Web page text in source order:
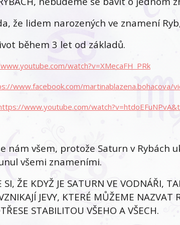
že lidem narozených ve znamení
během 3 let od základů.
watch?v=XMecaFH_PRk
www.facebook.com/martinablazena.bohacova/
www.youtube.com/
nám všem, protože Saturn v Rybách
všemi znameními.
SI, ŽE KDYŽ JE SATURN VE VODNÁŘI,
JEVY, KTERÉ MŮŽEME NAZVAT
STABILITOU VŠEHO A VŠECH.